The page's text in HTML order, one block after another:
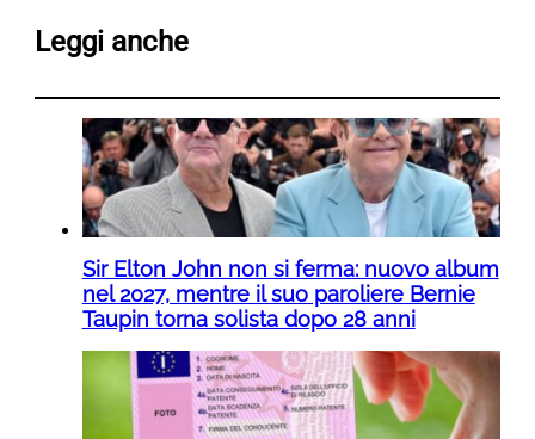
Leggi anche
Sir Elton John non si ferma: nuovo album
nel 2027, mentre il suo paroliere Bernie
Taupin torna solista dopo 28 anni